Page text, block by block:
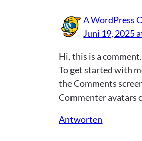
A WordPress
Juni 19, 2025
Hi, this is a comment.
To get started with
the Comments
Commenter avatars
Antworten